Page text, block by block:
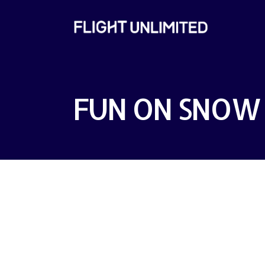
FUN ON SNOW